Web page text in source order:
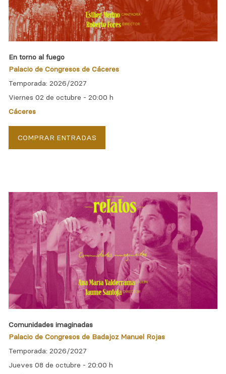
En torno al fuego
Palacio de Congresos de Cáceres
Temporada: 2026/2027
Viernes 02 de octubre -20:00 h
Cáceres
COMPRAR ENTRADAS
Comunidades imaginadas
Palacio de Congresos de Badajoz Manuel Rojas
Temporada: 2026/2027
Jueves 08 de octubre -20:00 h